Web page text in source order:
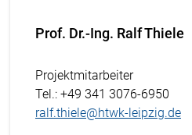
Prof. Dr.-Ing. Ralf Thiele
Projektmitarbeiter
Tel.: +49 341 3076-6950
ralf.thiele@htwk-leipzig.de